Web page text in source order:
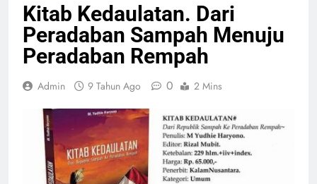
Kitab Kedaulatan. Dari
Peradaban Sampah Menuju
Peradaban Rempah
Admin 9 Tahun Ago 0 2 Mins